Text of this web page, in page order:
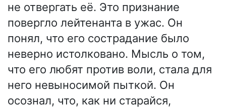
не отвергать её. Это признание
повергло лейтенанта в ужас. Он
понял, что его сострадание было
неверно истолковано. Мысль о том,
что его любят против воли, стала для
него невыносимой пыткой. Он
осознал, что, как ни старайся,